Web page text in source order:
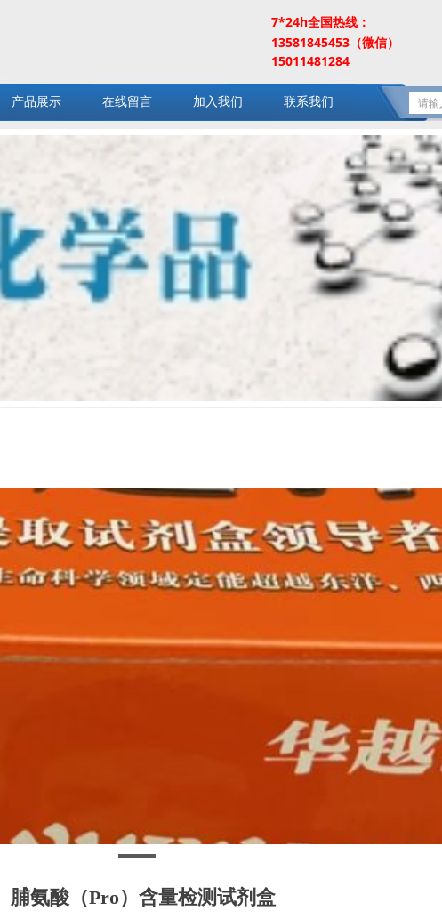
13581845453（微信）
7*24h全国热线：
15011481284
产品展示 在线留言 加入我们 联系我们
脯氨酸（Pro）含量检测试剂盒